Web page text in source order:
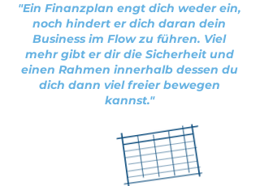
"Ein Finanzplan engt dich weder ein,
noch hindert er dich daran dein
Business im Flow zu führen. Viel
mehr gibt er dir die Sicherheit und
einen Rahmen innerhalb dessen du
dich dann viel freier bewegen
kannst."